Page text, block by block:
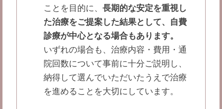
ことを目的に、長期的な安定を重視し
た治療をご提案した結果として、自費
診療が中心となる場合もあります。
いずれの場合も、治療内容・費用・通
院回数について事前に十分ご説明し、
納得して選んでいただいたうえで治療
を進めることを大切にしています。